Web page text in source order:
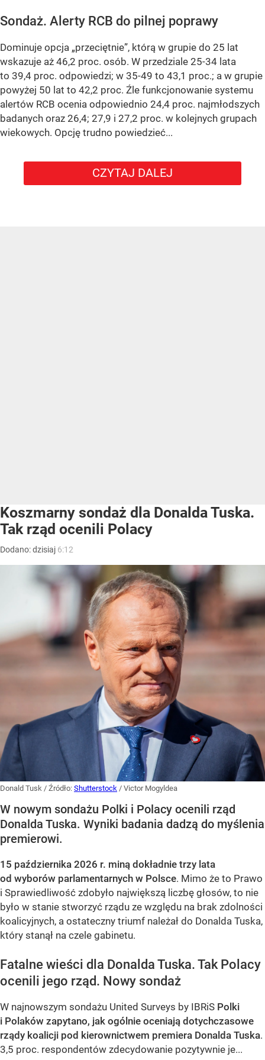
Sondaż. Alerty RCB do pilnej poprawy
Dominuje opcja „przeciętnie”, którą w grupie do 25 lat
wskazuje aż 46,2 proc. osób. W przedziale 25-34 lata
to 39,4 proc. odpowiedzi; w 35-49 to 43,1 proc.; a w grupie
powyżej 50 lat to 42,2 proc. Źle funkcjonowanie systemu
alertów RCB ocenia odpowiednio 24,4 proc. najmłodszych
badanych oraz 26,4; 27,9 i 27,2 proc. w kolejnych grupach
wiekowych. Opcję trudno powiedzieć...
CZYTAJ DALEJ
Koszmarny sondaż dla Donalda Tuska.
Tak rząd ocenili Polacy
Dodano:dzisiaj 6:12
Donald Tusk / Źródło: Shutterstock / Victor Mogyldea
W nowym sondażu Polki i Polacy ocenili rząd
Donalda Tuska. Wyniki badania dadzą do myślenia
premierowi.
15 października 2026 r. miną dokładnie trzy lata
od wyborów parlamentarnych w Polsce. Mimo że to Prawo
i Sprawiedliwość zdobyło największą liczbę głosów, to nie
było w stanie stworzyć rządu ze względu na brak zdolności
koalicyjnych, a ostateczny triumf należał do Donalda Tuska,
który stanął na czele gabinetu.
Fatalne wieści dla Donalda Tuska. Tak Polacy
ocenili jego rząd. Nowy sondaż
W najnowszym sondażu United Surveys by IBRiS Polki
i Polaków zapytano, jak ogólnie oceniają dotychczasowe
rządy koalicji pod kierownictwem premiera Donalda Tuska.
3,5 proc. respondentów zdecydowanie pozytywnie je...